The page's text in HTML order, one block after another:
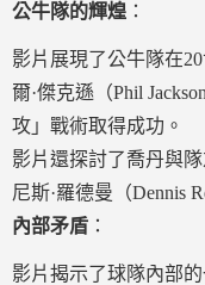
公牛隊的輝煌 ：
影片展現了公牛隊在
爾·傑克遜（Phil
攻」戰術取得成功。
影片還探討了喬丹與隊
尼斯·羅德曼（Dennis
內部矛盾 ：
影片揭示了球隊內部